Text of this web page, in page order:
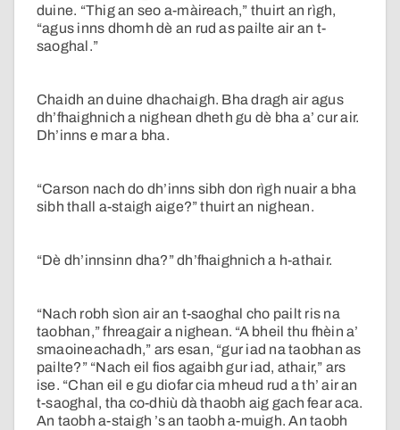
duine. “Thig an seo a-màireach,” thuirt an rìgh,
“agus inns dhomh dè an rud as pailte air an t-
saoghal.”
Chaidh an duine dhachaigh. Bha dragh air agus
dh’fhaighnich a nighean dheth gu dè bha a’ cur air.
Dh’inns e mar a bha.
“Carson nach do dh’inns sibh don rìgh nuair a bha
sibh thall a-staigh aige?” thuirt an nighean.
“Dè dh’innsinn dha?” dh’fhaighnich a h-athair.
“Nach robh sìon air an t-saoghal cho pailt ris na
taobhan,” fhreagair a nighean. “A bheil thu fhèin a’
smaoineachadh,” ars esan, “gur iad na taobhan as
pailte?” “Nach eil fios agaibh gur iad, athair,” ars
ise. “Chan eil e gu diofar cia mheud rud a th’ air an
t-saoghal, tha co-dhiù dà thaobh aig gach fear aca.
An taobh a-staigh ’s an taobh a-muigh. An taobh